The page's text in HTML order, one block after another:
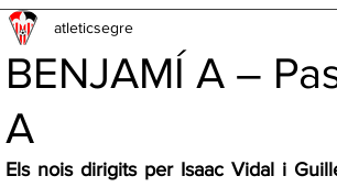
BENJAMÍ A –
A
atleticsegre
Els nois dirigits per Isaac Vidal i